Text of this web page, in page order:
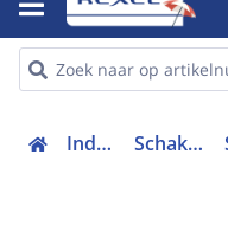
Industriele componenten Schakelen, bedienen en signaleren